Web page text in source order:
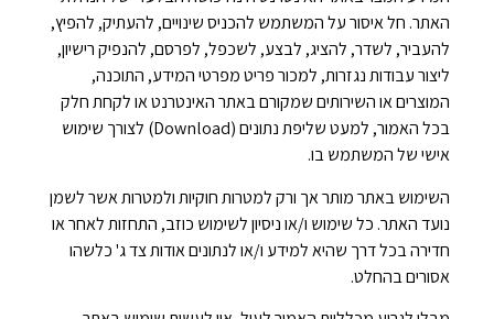
האתר. חל איסור על המשתמש להכניס שינויים, להעתיק, להפיץ,
להעביר, לשדר, להציג, לבצע, לשכפל, לפרסם, להנפיק רישיון,
ליצור עבודות נגזרות, למכור פריט מפרטי המידע, התוכנה,
המוצרים או השירותים שמקורם באתר האינטרנט או לקחת חלק
בכל האמור, למעט שליפת נתונים (Download) לצורך שימוש
אישי שלהמשתמש בו.
השימוש באתר מותר אך ורק למטרות חוקיות ולמטרות אשר לשמן
נועד האתר. כל שימוש ו/או ניסיון לשימוש כוזב, התחזות לאחר או
חדירה בכל דרך שהיא למידע ו/או לנתונים אודות צד ג' כלשהו
אסורים בהחלט.